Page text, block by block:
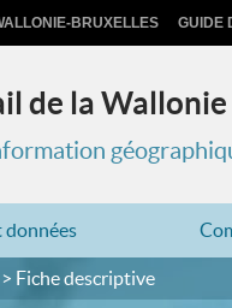
BRUXELLES GUIDE
de la Wallonie
données
Fiche descriptive